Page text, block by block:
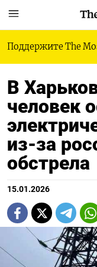
Поддержите The
В
человек
из-за
обстрела
15.01.2026